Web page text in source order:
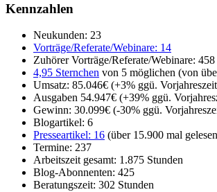
Kennzahlen
Neukunden: 23
Vorträge/Referate/Webinare: 14
Zuhörer Vorträge/Referate/Webinare: 458
4,95 Sternchen von 5 möglichen (von
Umsatz: 85.046€ (+3% ggü.
Ausgaben 54.947€ (+39% ggü.
Gewinn: 30.099€ (-30% ggü.
Blogartikel: 6
Presseartikel: 16 (über 15.900 mal
Termine: 237
Arbeitszeit gesamt: 1.875 Stunden
Blog-Abonnenten: 425
Beratungszeit: 302 Stunden